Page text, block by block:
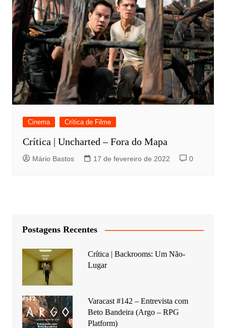
Cinema Crítica de Filme
Crítica | Uncharted – Fora do Mapa
Mário Bastos 17 de fevereiro de 2022 0
Postagens Recentes
Crítica | Backrooms: Um Não-
Lugar
Varacast #142 – Entrevista com
Beto Bandeira (Argo – RPG
Platform)